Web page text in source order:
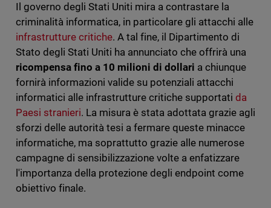
Il governo degli Stati Uniti mira a contrastare la
criminalità informatica, in particolare gli attacchi alle
infrastrutture critiche. A tal fine, il Dipartimento di
Stato degli Stati Uniti ha annunciato che offrirà una
ricompensa fino a 10 milioni di dollari a chiunque
fornirà informazioni valide su potenziali attacchi
informatici alle infrastrutture critiche supportatida
Paesi stranieri. La misura è stata adottata grazie agli
sforzi delle autorità tesi a fermare queste minacce
informatiche, ma soprattutto grazie alle numerose
campagne di sensibilizzazione volte a enfatizzare
l'importanza della protezione degli endpoint come
obiettivo finale.